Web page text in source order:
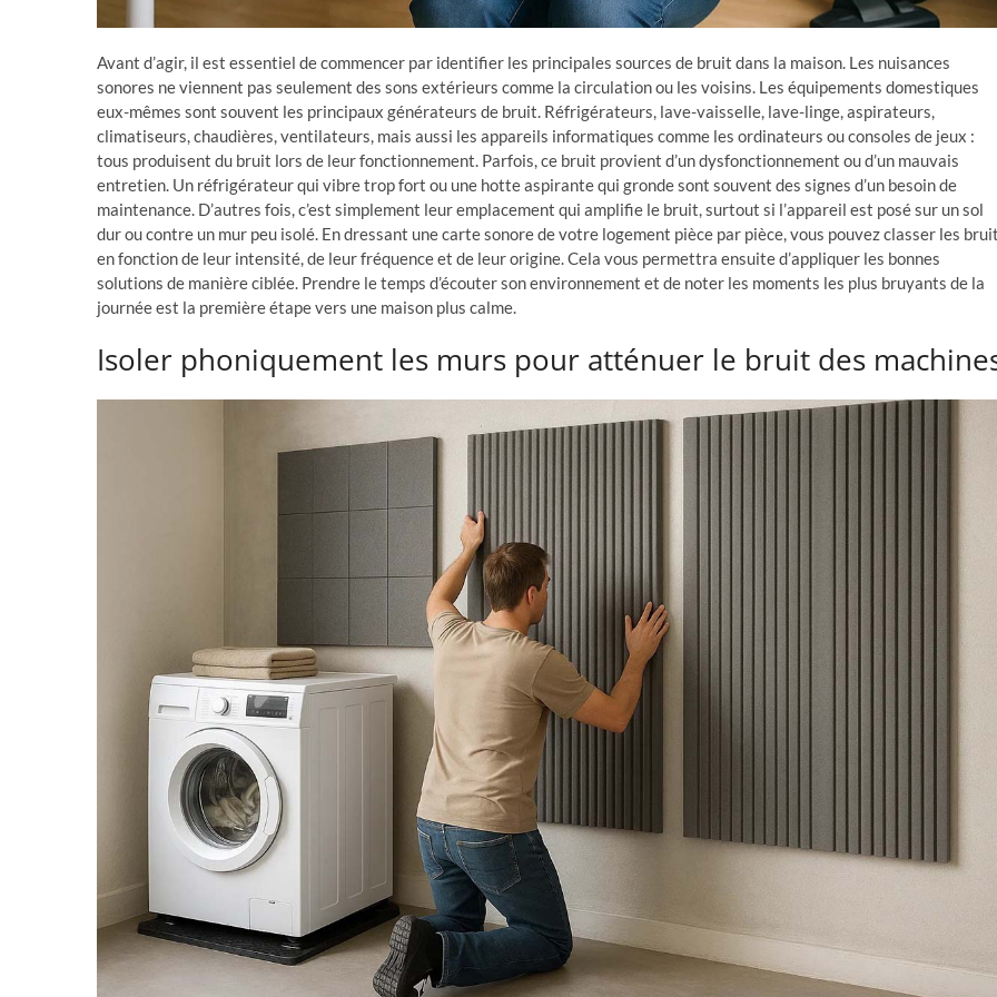
Avant d’agir, il est essentiel de commencer par identifier les principales sources de bruit dans la maison. Les nuisances
sonores ne viennent pas seulement des sons extérieurs comme la circulation ou les voisins. Les équipements domestiques
eux-mêmes sont souvent les principaux générateurs de bruit. Réfrigérateurs, lave-vaisselle, lave-linge, aspirateurs,
climatiseurs, chaudières, ventilateurs, mais aussi les appareils informatiques comme les ordinateurs ou consoles de jeux :
tous produisent du bruit lors de leur fonctionnement. Parfois, ce bruit provient d’un dysfonctionnement ou d’un mauvais
entretien. Un réfrigérateur qui vibre trop fort ou une hotte aspirante qui gronde sont souvent des signes d’un besoin de
maintenance. D’autres fois, c’est simplement leur emplacement qui amplifie le bruit, surtout si l’appareil est posé sur un sol
dur ou contre un mur peu isolé. En dressant une carte sonore de votre logement pièce par pièce, vous pouvez classer les
en fonction de leur intensité, de leur fréquence et de leur origine. Cela vous permettra ensuite d’appliquer les bonnes
solutions de manière ciblée. Prendre le temps d’écouter son environnement et de noter les moments les plus bruyants de la
journée est la première étape vers une maison plus calme.
Isoler phoniquement les murs pour atténuer le bruit des